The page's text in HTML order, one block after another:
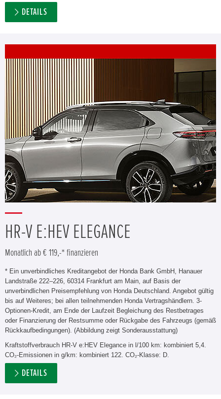
DETAILS
HR-V E:HEV ELEGANCE
Monatlich ab € 119,-* finanzieren
* Ein unverbindliches Kreditangebot der Honda Bank GmbH, Hanauer
Landstraße 222–226, 60314 Frankfurt am Main, auf Basis der
unverbindlichen Preisempfehlung von Honda Deutschland. Angebot gültig
bis auf Weiteres; bei allen teilnehmenden Honda Vertragshändlern. 3-
Optionen-Kredit, am Ende der Laufzeit Begleichung des Restbetrages
oder Finanzierung der Restsumme oder Rückgabe des Fahrzeugs (gemäß
Rückkaufbedingungen). (Abbildung zeigt Sonderausstattung)
Kraftstoffverbrauch HR-V e:HEV Elegance in l/100 km: kombiniert 5,4.
CO₂-Emissionen in g/km: kombiniert 122. CO₂-Klasse: D.
DETAILS